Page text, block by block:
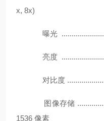
x, 8x)
曝光
亮度
对比度
图像存储
1536 像素